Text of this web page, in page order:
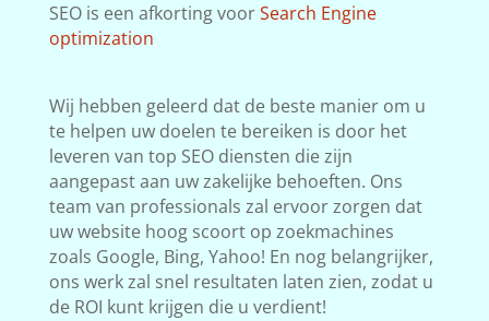
SEO is een afkorting voorSearch Engine
optimization
Wij hebben geleerd dat de beste manier om u
te helpen uw doelen te bereiken is door het
leveren van top SEO diensten die zijn
aangepast aan uw zakelijke behoeften. Ons
team van professionals zal ervoor zorgen dat
uw website hoog scoort op zoekmachines
zoals Google, Bing, Yahoo! En nog belangrijker,
ons werk zal snel resultaten laten zien, zodat u
de ROI kunt krijgen die u verdient!